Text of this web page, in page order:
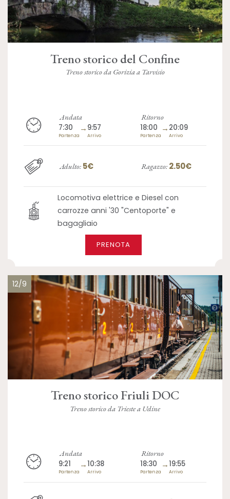
Treno storico del Confine
Treno storico da Gorizia a Tarvisio
Andata
7:30
Partenza
→ 9:57
Arrivo
Ritorno
18:00
Partenza
→ 20:09
Arrivo
Adulto: 5€ Ragazzo: 2.50€
Locomotiva elettrice e Diesel con
carrozze anni '30 "Centoporte" e
bagagliaio
PRENOTA
12/9
Treno storico Friuli DOC
Treno storico da Trieste a Udine
Andata
9:21
Partenza
→10:38
Arrivo
Ritorno
18:30
Partenza
→19:55
Arrivo